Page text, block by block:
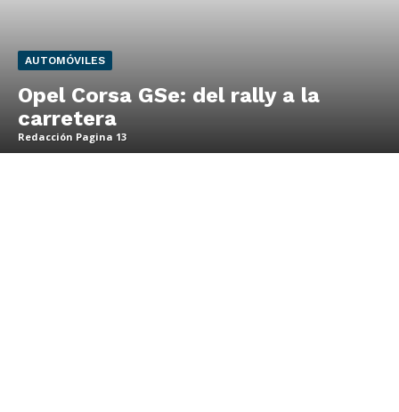
AUTOMÓVILES
Opel Corsa GSe: del rally a la
carretera
Redacción Pagina 13